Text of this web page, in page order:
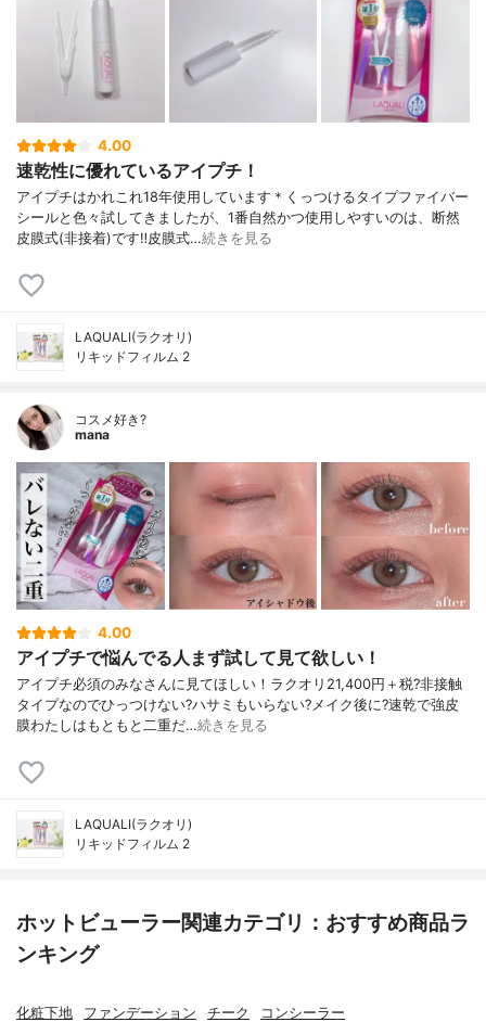
4.00
速乾性に優れているアイプチ！
アイプチはかれこれ18年使用しています＊くっつけるタイプファイバー
シールと色々試してきましたが、1番自然かつ使用しやすいのは、断然
皮膜式(非接着)です‼︎皮膜式…続きを見る
LAQUALI(ラクオリ)
リキッドフィルム 2
コスメ好き?
mana
4.00
アイプチで悩んでる人まず試して見て欲しい！
アイプチ必須のみなさんに見てほしい！ラクオリ21,400円＋税?非接触
タイプなのでひっつけない?ハサミもいらない?メイク後に?速乾で強皮
膜わたしはもともと二重だ…続きを見る
LAQUALI(ラクオリ)
リキッドフィルム 2
ホットビューラー関連カテゴリ：おすすめ商品ラ
ンキング
化粧下地 ファンデーション チーク コンシーラー